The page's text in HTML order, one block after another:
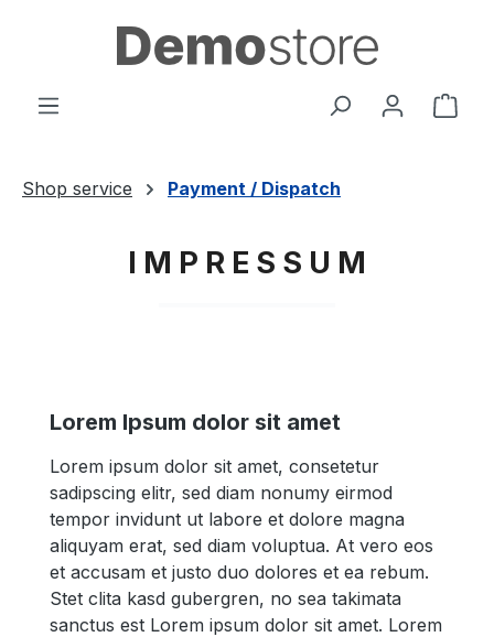
Zum Hauptinhalt springen
Shop service Payment / Dispatch
I M P R E S S U M
Lorem Ipsum dolor sit amet
Lorem ipsum dolor sit amet, consetetur
sadipscing elitr, sed diam nonumy eirmod
tempor invidunt ut labore et dolore magna
aliquyam erat, sed diam voluptua. At vero eos
et accusam et justo duo dolores et ea rebum.
Stet clita kasd gubergren, no sea takimata
sanctus est Lorem ipsum dolor sit amet. Lorem